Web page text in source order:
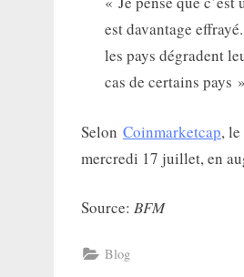
est davantage
les pays dégradent
cas de certains pays
Selon Coinmarketcap,
mercredi 17 juillet, en
Source: BFM
Blog